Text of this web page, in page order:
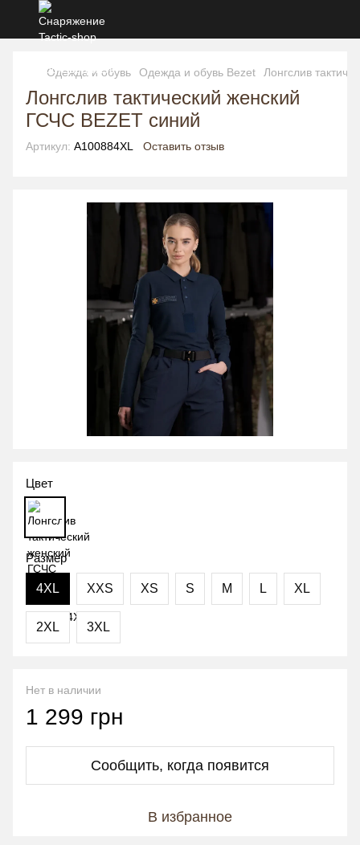
Одежда и обувь Одежда и обувь Bezet Лонгслив
Лонгслив тактический женский
ГСЧС BEZET синий
Артикул: A100884XL Оставить отзыв
Цвет
Размер
4XL XXS XS S M L XL
2XL 3XL
Нет в наличии
1 299 грн
Сообщить, когда появится
В избранное